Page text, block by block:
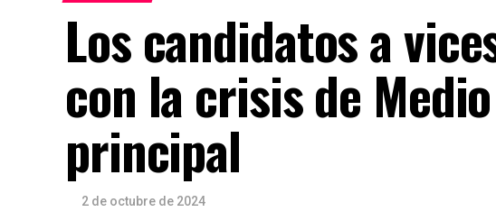
Los candidatos a
con la crisis de
principal
2 de octubre de 2024